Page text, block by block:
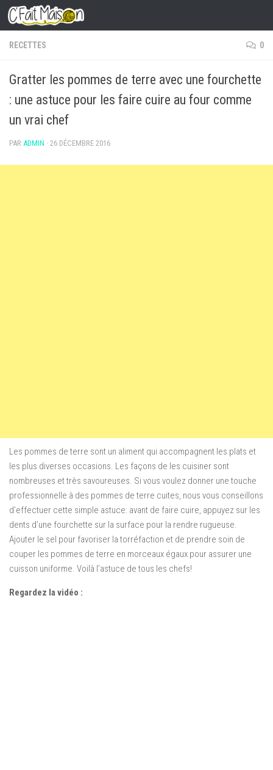
Skip to content
RECETTES 0
Gratter les pommes de terre avec une fourchette
: une astuce pour les faire cuire au four comme
un vrai chef
PAR ADMIN · 26 DÉCEMBRE 2016
Les pommes de terre sont un aliment qui accompagnent les plats et
les plus diverses occasions. Les façons de les cuisiner sont
nombreuses et très savoureuses. Si vous voulez donner une touche
professionnelle à des pommes de terre cuites, nous vous conseillons
d’effectuer cette simple astuce: avant de faire cuire, appuyez sur les
dents d’une fourchette sur la surface pour la rendre rugueuse.
Ajouter le sel pour favoriser la torréfaction et de prendre soin de
couper les pommes de terre en morceaux égaux pour assurer une
cuisson uniforme. Voilà l’astuce de tous les chefs!
Regardez la vidéo :